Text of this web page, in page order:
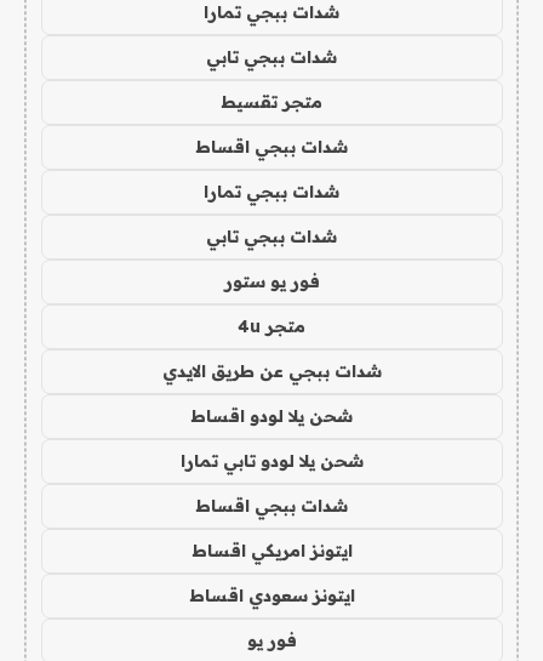
شدات ببجي تمارا
شدات ببجي تابي
متجر تقسيط
شدات ببجي اقساط
شدات ببجي تمارا
شدات ببجي تابي
فور يو ستور
متجر 4u
شدات ببجي عن طريق الايدي
شحن يلا لودو اقساط
شحن يلا لودو تابي تمارا
شدات ببجي اقساط
ايتونز امريكي اقساط
ايتونز سعودي اقساط
فور يو